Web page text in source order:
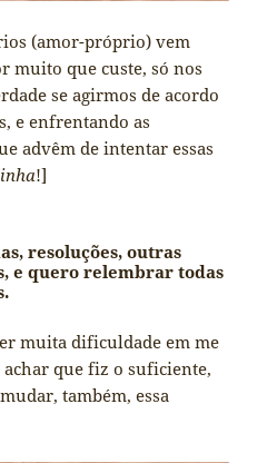
(amor-próprio) vem
muito que custe, só nos
se agirmos de acordo
e enfrentando as
advêm de intentar essas
!]
resoluções, outras
e quero relembrar todas
muita dificuldade em me
que fiz o suficiente,
também, essa